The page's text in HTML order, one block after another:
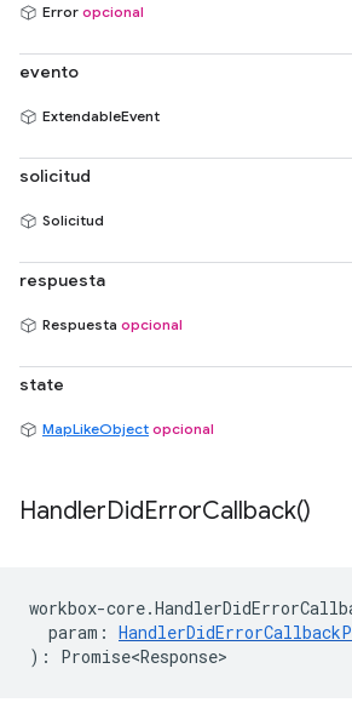
Error opcional
evento
ExtendableEvent
solicitud
Solicitud
respuesta
Respuesta opcional
state
MapLikeObject opcional
HandlerDidErrorCallback()
workbox-core.
param :
) : Promise<Response>